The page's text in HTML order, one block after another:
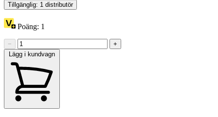
Tillgänglig: 1 distributör
Poäng: 1
−
+
Lägg i kundvagn